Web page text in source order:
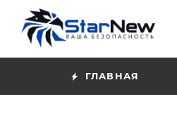
ГЛАВНАЯ